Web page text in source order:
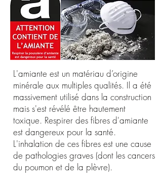
L'amiante est un matériau d’origine
minérale aux multiples qualités. Il a été
massivement utilisé dans la construction
mais s'est révélé être hautement
toxique. Respirer des fibres d'amiante
est dangereux pour la santé.
L'inhalation de ces fibres est une cause
de pathologies graves (dont les cancers
du poumon et de la plèvre).